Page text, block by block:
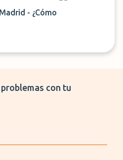
- ¿Cómo
con tu